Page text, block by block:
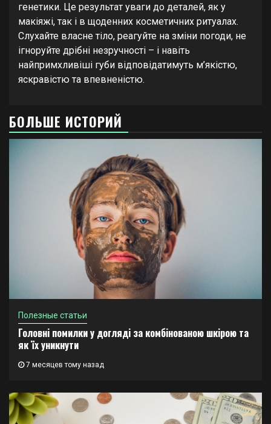
генетики. Це результат уваги до деталей, як у
макіяжі, так і в щоденних косметичних ритуалах.
Слухайте власне тіло, реагуйте на зміни погоди, не
ігноруйте дрібні незручності – і навіть
найпримхливіші губи відповідатимуть м’якістю,
яскравістю та впевненістю.
БОЛЬШЕ ИСТОРИЙ
Полезные статьи
Головні помилки у догляді за комбінованою шкірою та
як їх уникнути
7 месяцев тому назад